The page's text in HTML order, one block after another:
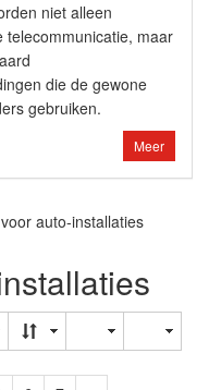
niet alleen
telecommunicatie, maar
die de gewone
gebruiken.
Meer
auto-installaties